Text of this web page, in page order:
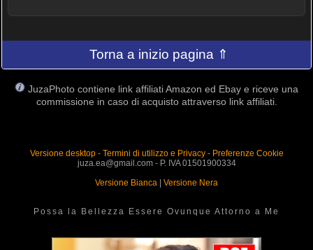
Torna a inizio pagina ⇑
JuzaPhoto contiene link affiliati Amazon ed Ebay e riceve una
commissione in caso di acquisto attraverso link affiliati.
Versione desktop- Termini di utilizzo e Privacy- Preferenze Cookie
juza.ea@gmail.com - P. IVA 01501900334
Versione Bianca
Versione Nera
Possa la Bellezza Essere Ovunque Attorno a Me